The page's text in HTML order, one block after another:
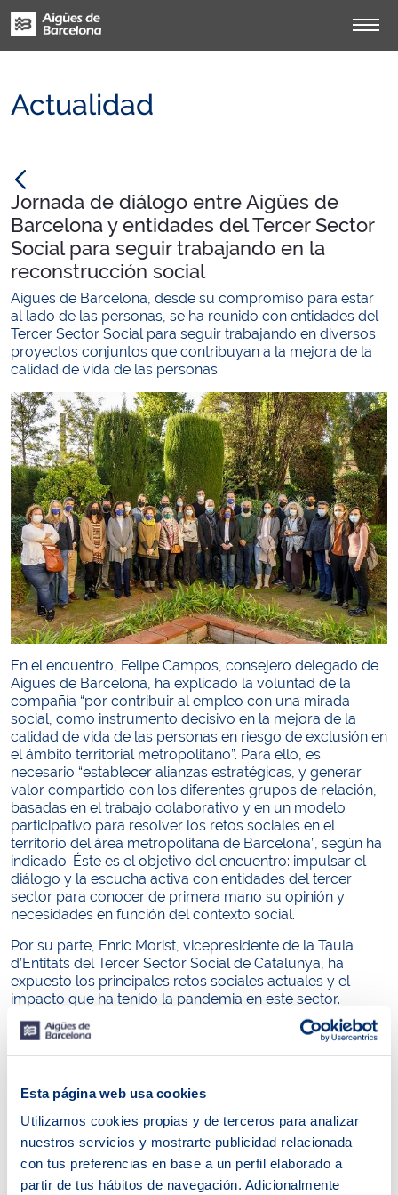
Esta página web usa cookies
Utilizamos cookies propias y de terceros para analizar
nuestros servicios y mostrarte publicidad relacionada
con tus preferencias en base a un perfil elaborado a
partir de tus hábitos de navegación. Adicionalmente
Actualidad
Jornada de diálogo entre Aigües de
Barcelona y entidades del Tercer Sector
Social para seguir trabajando en la
reconstrucción social
Aigües de Barcelona, desde su compromiso para estar
al lado de las personas, se ha reunido con entidades del
Tercer Sector Social para seguir trabajando en diversos
proyectos conjuntos que contribuyan a la mejora de la
calidad de vida de las personas.
En el encuentro, Felipe Campos, consejero delegado de
Aigües de Barcelona, ha explicado la voluntad de la
compañía “por contribuir al empleo con una mirada
social, como instrumento decisivo en la mejora de la
calidad de vida de las personas en riesgo de exclusión en
el ámbito territorial metropolitano”. Para ello, es
necesario “establecer alianzas estratégicas, y generar
valor compartido con los diferentes grupos de relación,
basadas en el trabajo colaborativo y en un modelo
participativo para resolver los retos sociales en el
territorio del área metropolitana de Barcelona”, según ha
indicado. Éste es el objetivo del encuentro: impulsar el
diálogo y la escucha activa con entidades del tercer
sector para conocer de primera mano su opinión y
necesidades en función del contexto social.
Por su parte, Enric Morist, vicepresidente de la Taula
d’Entitats del Tercer Sector Social de Catalunya, ha
expuesto los principales retos sociales actuales y el
impacto que ha tenido la pandemia en este sector.
Sònia Hernández, directora de Acción Social de Aigües
de Barcelona, ha detallado los esfuerzos de la compañía
una sociedad más justa”, como el proyecto ONA, las
Beques Joves Talents o el proyecto Territorio Social.
Txell Farré, directora de participación de Aigües de
Barcelona, ha recordado a los presentes las principales
medidas sociales implementadas por la compañía para